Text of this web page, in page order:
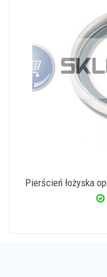
Pierścień łożyska